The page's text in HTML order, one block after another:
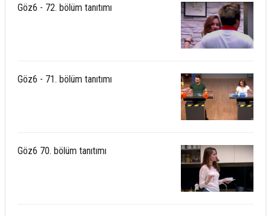
Göz6 - 72. bölüm tanıtımı
Göz6 - 71. bölüm tanıtımı
Göz6 70. bölüm tanıtımı